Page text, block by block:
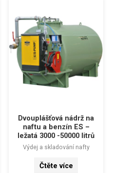
Dvouplášťová nádrž na
naftu a benzín ES –
ležatá 3000 -50000 litrů
Výdej a skladování nafty
Čtěte více